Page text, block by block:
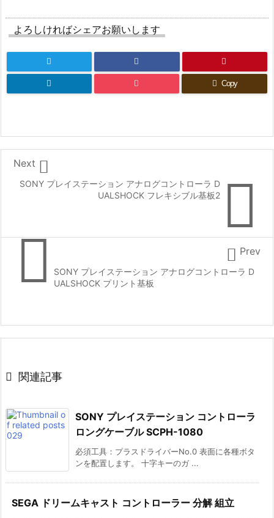
よろしければシェアお願いします
Copy

SONY プレイステーション アナログコントローラ D
UALSHOCK フレキシブル基板2

Next
 SONY プレイステーション アナログコントローラ D
UALSHOCK プリント基板
 Prev
 関連記事
SONY プレイステーション コントローラ
ロングケーブル SCPH-1080
必須工具：プラスドライバーNo.0 表面に各種ボタ
ンを配置します。 十字キーのガ ...
SEGA ドリームキャスト コントローラー 分解 組立